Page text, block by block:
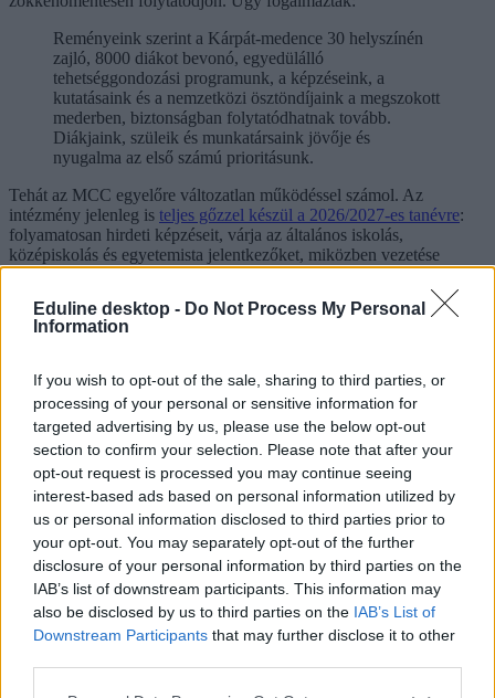
Eduline desktop - Do Not Process My Personal
Information
If you wish to opt-out of the sale, sharing to third parties, or
processing of your personal or sensitive information for
targeted advertising by us, please use the below opt-out
section to confirm your selection. Please note that after your
opt-out request is processed you may continue seeing
interest-based ads based on personal information utilized by
us or personal information disclosed to third parties prior to
your opt-out. You may separately opt-out of the further
disclosure of your personal information by third parties on the
IAB’s list of downstream participants. This information may
also be disclosed by us to third parties on the IAB’s List of
Downstream Participants that may further disclose it to other
Reményeink szerint a Kárpát-medence 30 helyszínén
zajló, 8000 diákot bevonó, egyedülálló
tehetséggondozási programunk, a képzéseink, a
kutatásaink és a nemzetközi ösztöndíjaink a megszokott
mederben, biztonságban folytatódhatnak tovább.
Diákjaink, szüleik és munkatársaink jövője és
nyugalma az első számú prioritásunk.
Tehát az MCC egyelőre változatlan működéssel számol. Az
intézmény jelenleg is teljes gőzzel készül a 2026/2027-es tanévre:
folyamatosan hirdeti képzéseit, várja az általános iskolás,
középiskolás és egyetemista jelentkezőket, miközben vezetése
többször is hangsúlyozta, hogy céljuk a tehetséggondozó programok
Túl sokba került volna, ezért nem épül meg az MCC
új budapesti székháza a Somlói úton
A Mathias Corvinus Collegium (MCC) kuratóriuma úgy döntött,
hogy nem valósítja meg a Somlói útra tervezett új budapesti központ
építését. A beruházásra kiírt közbeszerzést eredménytelennek
nyilvánították, mert a beérkezett ajánlatok meghaladták a
rendelkezésre álló keretet.